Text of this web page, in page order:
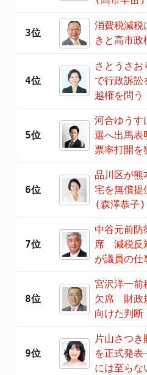
3位
消費税減税
きと高市
4位
さとうさ
で行政訴
越権を問
5位
河合ゆうす
選へ出馬
票率打開
6位
品川区が熊
宅を無償
(森澤恭子)
7位
中谷元前防
席 減税反
が議員の
8位
宮沢洋一前
欠席 財政
向けた判
9位
片山さつき
を正式発
には至ら